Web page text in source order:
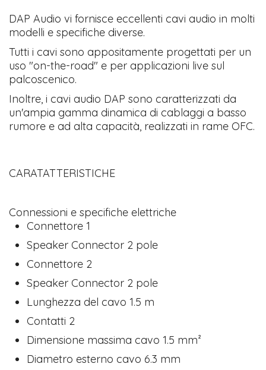
​DAP Audio vi fornisce eccellenti cavi audio in molti
modelli e specifiche diverse.
Tutti i cavi sono appositamente progettati per un
uso "on-the-road" e per applicazioni live sul
palcoscenico.
Inoltre, i cavi audio DAP sono caratterizzati da
un'ampia gamma dinamica di cablaggi a basso
rumore e ad alta capacità, realizzati in rame OFC.
CARATATTERISTICHE
Connessioni e specifiche elettriche
Connettore 1
Speaker Connector 2 pole
Connettore 2
Speaker Connector 2 pole
Lunghezza del cavo 1.5 m
Contatti 2
Dimensione massima cavo 1.5 mm²
Diametro esterno cavo 6.3 mm